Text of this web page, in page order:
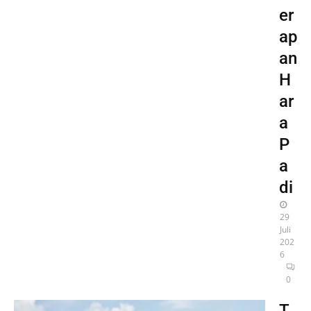
er
ap
an
H
ar
a
P
a
di
29
Juli
202
6
0